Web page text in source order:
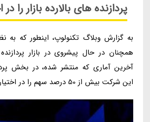
پردازنده های بالارده بازار را در
همچنان در حال پیشروی در بازار
آخرین آماری که منتشر شده، در بخش
این شرکت بیش از 50 درصد سهم را در اختیار دارد.